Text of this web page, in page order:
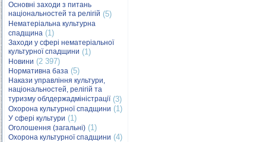
Основні заходи з питань
національностей та релігій (5)
Нематеріальна культурна
спадщина (1)
Заходи у сфері нематеріальної
культурної спадщини (1)
Новини (2 397)
Нормативна база (5)
Накази управління культури,
національностей, релігій та
туризму облдержадміністрації(3)
Охорона культурної спадщини (1)
У сфері культури (1)
Оголошення (загальні) (1)
Охорона культурної спадщини (4)